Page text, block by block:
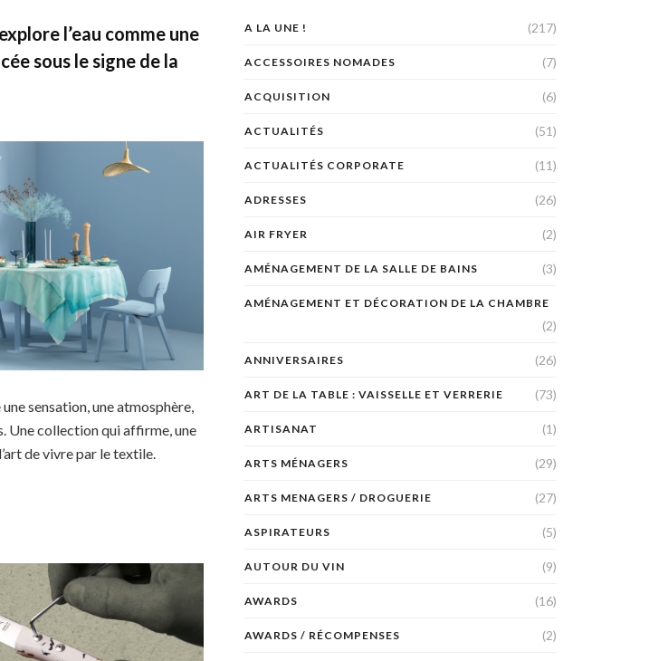
l’eau comme une
sous le signe de la
sensation, une atmosphère,
Une collection qui affirme, une
de vivre par le textile.
A LA UNE ! (217)
ACCESSOIRES NOMADES (7)
ACQUISITION (6)
ACTUALITÉS (51)
ACTUALITÉS CORPORATE (11)
ADRESSES (26)
AIR FRYER (2)
AMÉNAGEMENT DE LA SALLE DE BAINS (3)
AMÉNAGEMENT ET DÉCORATION DE LA CHAMBRE
(2)
ANNIVERSAIRES (26)
ART DE LA TABLE : VAISSELLE ET VERRERIE (73)
ARTISANAT (1)
ARTS MÉNAGERS (29)
ARTS MENAGERS / DROGUERIE (27)
ASPIRATEURS (5)
AUTOUR DU VIN (9)
AWARDS (16)
AWARDS / RÉCOMPENSES (2)